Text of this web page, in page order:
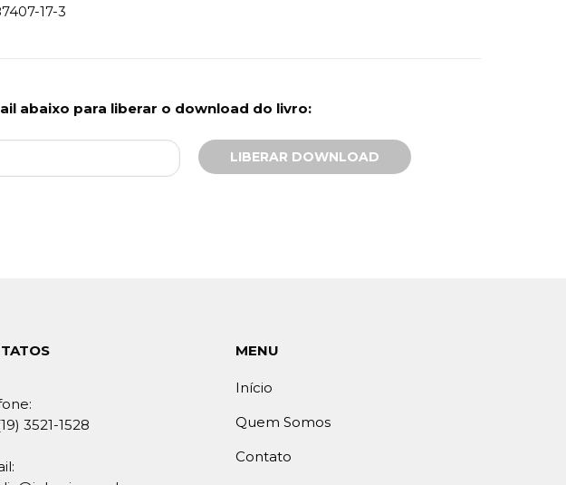
17-3
abaixo para liberar o download do livro:
3521-1528
MENU
Início
Quem Somos
Contato